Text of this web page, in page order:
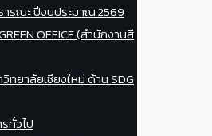
รณะ ปีงบประมาณ 2569
OFFICE (สำนักงานสี
ทยาลัยเชียงใหม่ ด้าน SDG
ทั่วไป